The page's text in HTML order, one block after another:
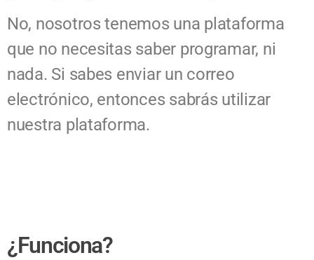
No, nosotros tenemos una plataforma
que no necesitas saber programar, ni
nada. Si sabes enviar un correo
electrónico, entonces sabrás utilizar
nuestra plataforma.
¿Funciona?